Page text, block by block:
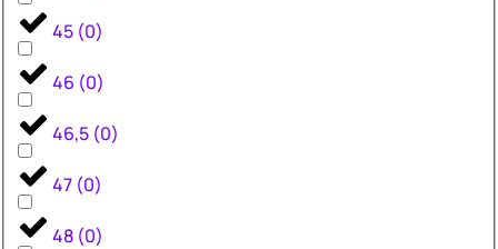
45 (0)
46 (0)
46,5 (0)
47 (0)
48 (0)